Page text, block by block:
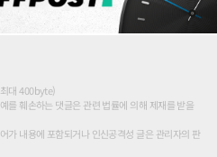
대 400byte)
를 훼손하는 댓글은 관련 법률에 의해 제재를 받을
가 내용에 포함되거나 인신공격성 글은 관리자의 판